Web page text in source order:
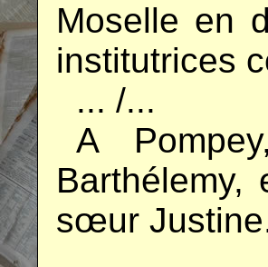
Moselle en
institutrices
... /...
A
Barthélemy,
sœur